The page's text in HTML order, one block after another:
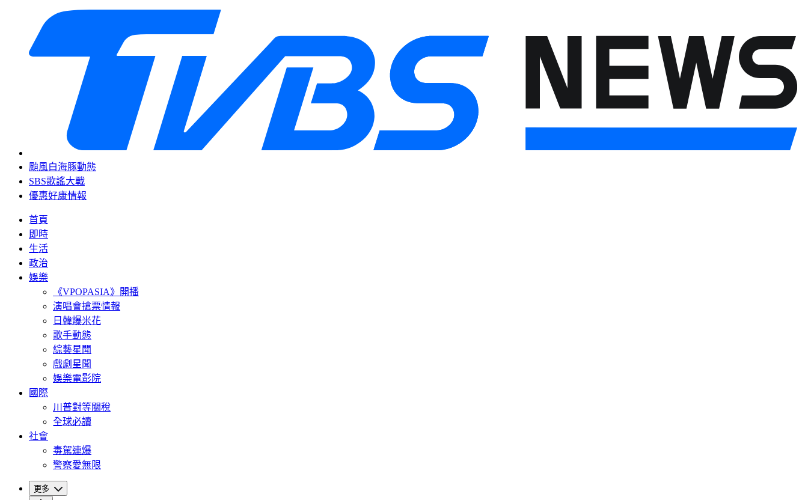
颱風白海豚動態
SBS歌謠大戰
優惠好康情報
首頁
即時
生活
政治
娛樂
《VPOPASIA》開播
演唱會搶票情報
日韓爆米花
歌手動態
綜藝星聞
戲劇星聞
娛樂電影院
國際
川普對等關稅
全球必讀
社會
毒駕連爆
警察愛無限
更多